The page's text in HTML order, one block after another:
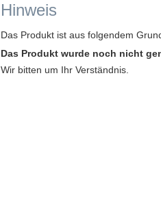
Hinweis
Das Produkt ist aus folgendem
Das Produkt wurde noch nicht
Wir bitten um Ihr Verständnis.